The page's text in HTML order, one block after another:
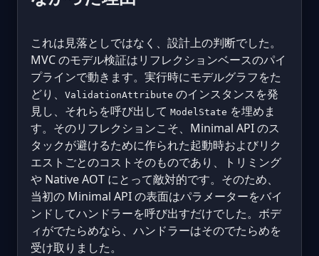
これは見落としではなく、設計上の判断でした。
MVC のモデル検証はリフレクションベースのパイ
プラインで動きます。実行時にモデルグラフをた
どり、
ValidationAttribute のインスタンスを発
見し、それらを呼び出して ModelState を埋めま
す。そのリフレクションこそ、Minimal API のス
タックが避けるために作られた起動時およびリク
エストごとのコストそのものであり、トリミング
や Native AOT にとって敵対的です。そのため、
当初の Minimal API の表面はパラメーターをバイ
ンドしてハンドラーを呼び出すだけでした。ボデ
ィがでたらめなら、ハンドラーはそのでたらめを
受け取りました。